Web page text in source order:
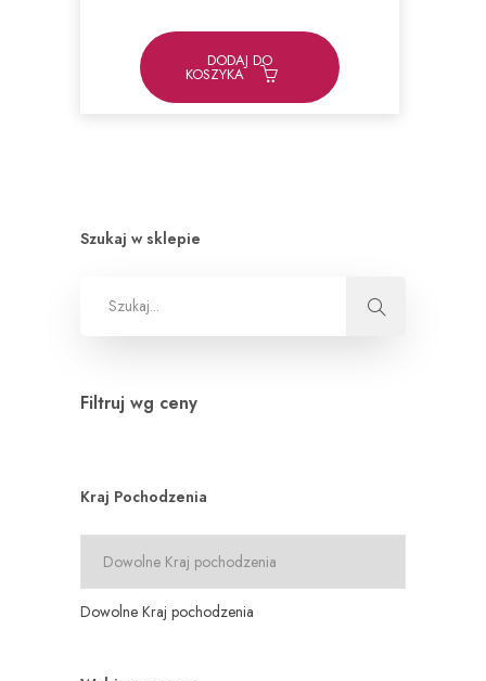
DODAJ DO
KOSZYKA
Szukaj w sklepie
Filtruj wg ceny
Kraj Pochodzenia
Dowolne Kraj pochodzenia